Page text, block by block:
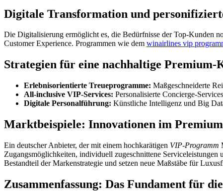
Digitale Transformation und
Die Digitalisierung ermöglicht es, die Bedürfnisse der Top-Kunden
Customer Experience. Programmen wie dem winairlines vip
Strategien für eine nachhaltige Premium-
Erlebnisorientierte Treueprogramme: Maßgeschneiderte
All-inclusive VIP-Services: Personalisierte Concierge-
Digitale Personalführung: Künstliche Intelligenz und Big
Marktbeispiele: Innovationen im
Ein deutscher Anbieter, der mit einem hochkarätigen VIP-Programm
Zugangsmöglichkeiten, individuell zugeschnittene Serviceleistungen
Bestandteil der Markenstrategie und setzen neue Maßstäbe für
Zusammenfassung: Das Fundament für